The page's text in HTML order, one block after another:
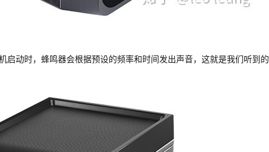
启动时，蜂鸣器会根据预设的频率和时间发出声音，这就是我们听到